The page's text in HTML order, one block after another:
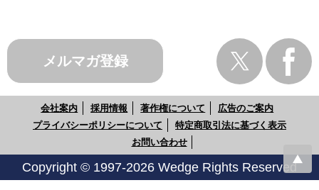
メルマガ登録
会社案内 採用情報 著作権について
広告のご案内
プライバシーポリシーについて
特定商取引法に基づく表示
お問い合わせ
Copyright © 1997-2026 Wedge Rights Reserved